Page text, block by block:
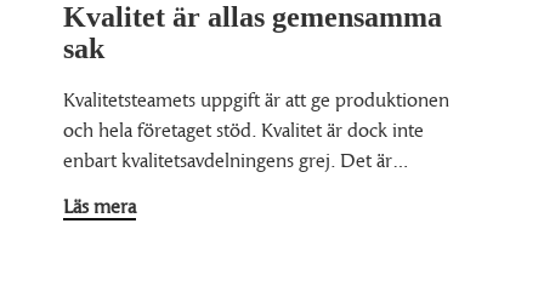
Kvalitet är allas gemensamma
sak
Kvalitetsteamets uppgift är att ge produktionen
och hela företaget stöd. Kvalitet är dock inte
enbart kvalitetsavdelningens grej. Det är…
Läs mera